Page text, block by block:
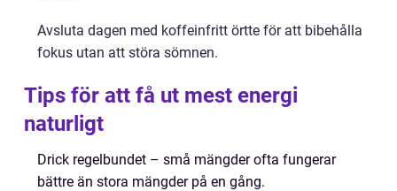
Avsluta dagen med koffeinfritt örtte för att bibehålla
fokus utan att störa sömnen.
Tips för att få ut mest energi
naturligt
Drick regelbundet – små mängder ofta fungerar
bättre än stora mängder på en gång.